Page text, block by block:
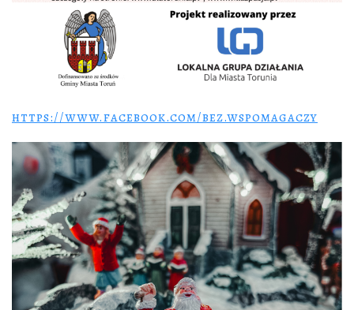
https://www.facebook.com/bez.wspomagaczy